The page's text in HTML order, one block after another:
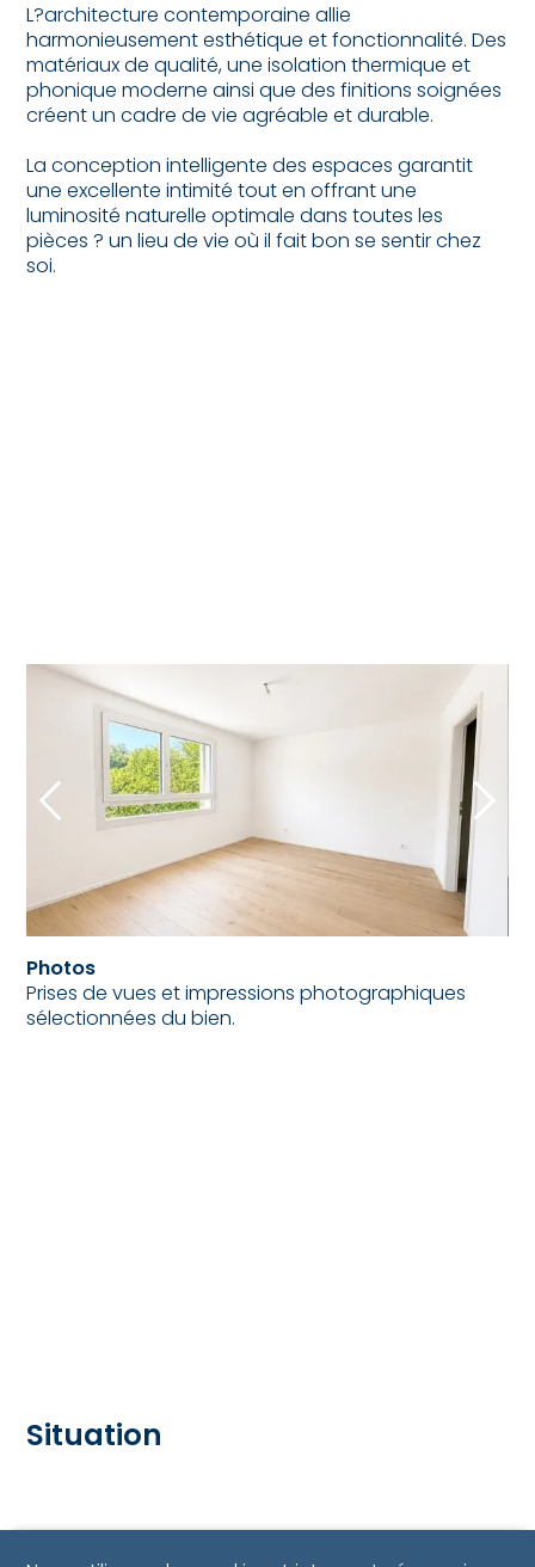
L?architecture contemporaine allie
harmonieusement esthétique et fonctionnalité. Des
matériaux de qualité, une isolation thermique et
phonique moderne ainsi que des finitions soignées
créent un cadre de vie agréable et durable.
La conception intelligente des espaces garantit
une excellente intimité tout en offrant une
luminosité naturelle optimale dans toutes les
pièces ? un lieu de vie où il fait bon se sentir chez
soi.
Photos
Prises de vues et impressions photographiques
sélectionnées du bien.
Situation